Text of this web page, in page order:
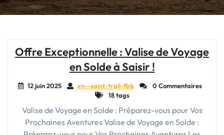
Offre Exceptionnelle : Valise de Voyage
en Solde à Saisir !
12 juin 2025 xn--saint-trail-fbb
0 Commentaires
18 tags
Valise de Voyage en Solde : Préparez-vous pour Vos
Prochaines Aventures Valise de Voyage en Solde :